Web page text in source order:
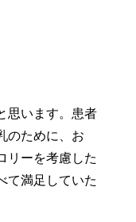
思います。患者
のために、お
リーを考慮した
て満足していた